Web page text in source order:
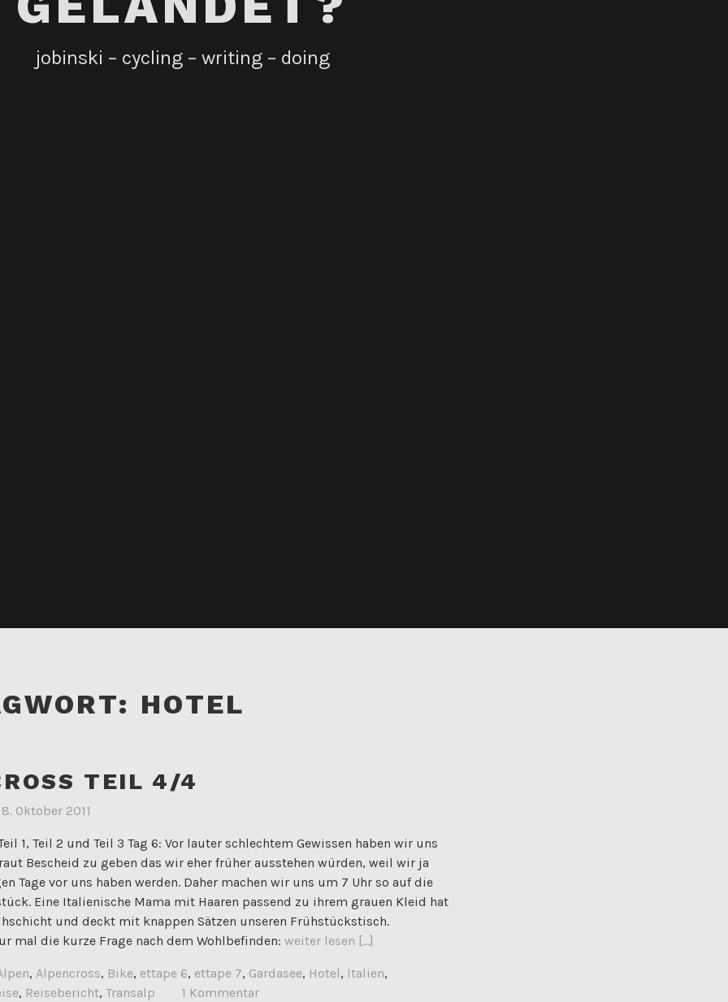
jobinski – cycling – writing – doing
HOTEL
TEIL 4/4
8. Oktober 2011
1, Teil 2 und Teil 3 Tag 6: Vor lauter schlechtem Gewissen haben wir uns
Bescheid zu geben das wir eher früher ausstehen würden, weil wir ja
Tage vor uns haben werden. Daher machen wir uns um 7 Uhr so auf die
Eine Italienische Mama mit Haaren passend zu ihrem grauen Kleid hat
und deckt mit knappen Sätzen unseren Frühstückstisch.
mal die kurze Frage nach dem Wohlbefinden: weiter lesen [...]
, Alpencross, Bike, ettape 6, ettape 7, Gardasee, Hotel, Italien,
, Reisebericht, Transalp 1 Kommentar